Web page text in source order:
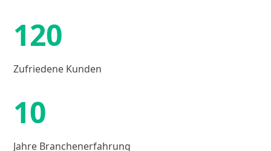
120
Zufriedene Kunden
10
Jahre Branchenerfahrung